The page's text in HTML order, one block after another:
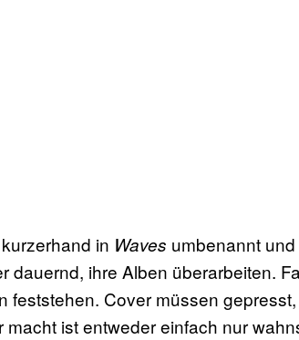
in Waves umbenannt
dauernd, ihre Alben überarbeiten.
feststehen. Cover müssen
macht ist entweder einfach nur